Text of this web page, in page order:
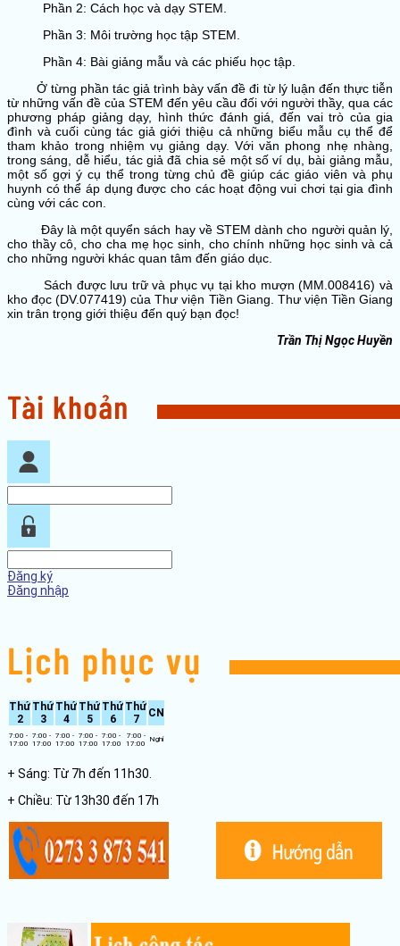
Phần 2: Cách học và dạy STEM.
Phần 3: Môi trường học tập STEM.
Phần 4: Bài giảng mẫu và các phiếu học tập.
Ở từng phần tác giả trình bày vấn đề đi từ lý luận đến thực tiễn
từ những vấn đề của STEM đến yêu cầu đối với người thầy, qua các
phương pháp giảng dạy, hình thức đánh giá, đến vai trò của gia
đình và cuối cùng tác giả giới thiệu cả những biểu mẫu cụ thể để
tham khảo trong nhiệm vụ giảng dạy. Với văn phong nhẹ nhàng,
trong sáng, dễ hiểu, tác giả đã chia sẻ một số ví dụ, bài giảng mẫu,
một số gợi ý cụ thể trong từng chủ đề giúp các giáo viên và phụ
huynh có thể áp dụng được cho các hoạt động vui chơi tại gia đình
cùng với các con.
Đây là một quyển sách hay về STEM dành cho người quản lý,
cho thầy cô, cho cha mẹ học sinh, cho chính những học sinh và cả
cho những người khác quan tâm đến giáo dục.
Sách được lưu trữ và phục vụ tại kho mượn (MM.008416) và
kho đọc (DV.077419) của Thư viện Tiền Giang. Thư viện Tiền Giang
xin trân trọng giới thiệu đến quý bạn đọc!
Trần Thị Ngọc Huyền
Đăng ký
Đăng nhập
Thứ
2
Thứ
3
Thứ
4
Thứ
5
Thứ
6
Thứ
7
CN
7:00 -
17:00
7:00 -
17:00
7:00 -
17:00
7:00 -
17:00
7:00 -
17:00
7:00 -
17:00
Nghỉ
+ Sáng: Từ 7h đến 11h30.
+ Chiều: Từ 13h30 đến 17h